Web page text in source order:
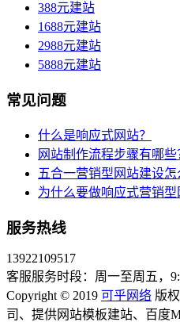
388元建站
1688元建站
2988元建站
5888元建站
常见问题
什么是响应式网站？
网站制作流程步骤有哪些
五合一营销型网站建设怎
为什么要做响应式营销型
服务热线
13922109517
客服服务时段：周一至周五，
Copyright © 2019 可乎网络 版
司、提供网站模板建站、百度